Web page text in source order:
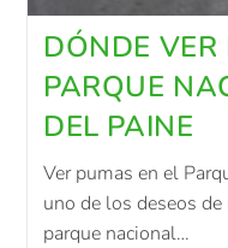
DÓNDE
PARQUE
DEL PAINE
Ver pumas en el
uno de los deseos
parque nacional…